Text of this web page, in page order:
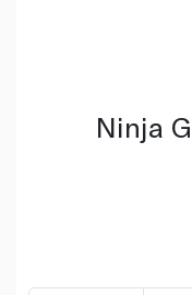
Ninja